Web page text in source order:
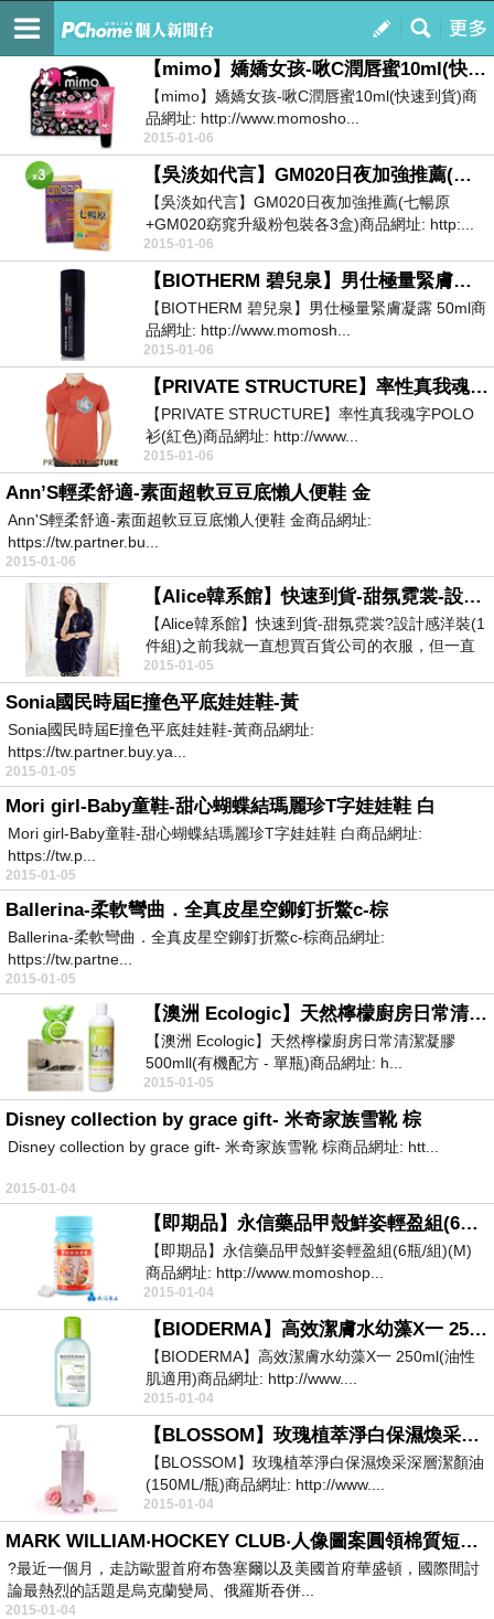
我的
訂閱
mickai243928
【mimo】嬌嬌女孩-啾C潤唇蜜10ml(快速到貨)
【mimo】嬌嬌女孩-啾C潤唇蜜10ml(快速到貨)商
品網址: http://www.momosho...
2015-01-06
【吳淡如代言】GM020日夜加強推薦(七暢原+GM020窈窕升級粉包裝各3盒)
【吳淡如代言】GM020日夜加強推薦(七暢原
+GM020窈窕升級粉包裝各3盒)商品網址: http:...
2015-01-06
【BIOTHERM 碧兒泉】男仕極量緊膚凝露 50ml
【BIOTHERM 碧兒泉】男仕極量緊膚凝露 50ml商
品網址: http://www.momosh...
2015-01-06
【PRIVATE STRUCTURE】率性真我魂字POLO衫(紅色)
【PRIVATE STRUCTURE】率性真我魂字POLO
衫(紅色)商品網址: http://www...
2015-01-06
Ann’S輕柔舒適-素面超軟豆豆底懶人便鞋 金
Ann'S輕柔舒適-素面超軟豆豆底懶人便鞋 金商品網址:
https://tw.partner.bu...
2015-01-06
【Alice韓系館】快速到貨-甜氛霓裳-設計感洋裝(1件組)
【Alice韓系館】快速到貨-甜氛霓裳?設計感洋裝(1
件組)之前我就一直想買百貨公司的衣服，但一直
找...
2015-01-05
Sonia國民時屆E撞色平底娃娃鞋-黃
Sonia國民時屆E撞色平底娃娃鞋-黃商品網址:
https://tw.partner.buy.ya...
2015-01-05
Mori girl-Baby童鞋-甜心蝴蝶結瑪麗珍T字娃娃鞋 白
Mori girl-Baby童鞋-甜心蝴蝶結瑪麗珍T字娃娃鞋 白商品網址:
https://tw.p...
2015-01-05
Ballerina-柔軟彎曲．全真皮星空鉚釘折鱉c-棕
Ballerina-柔軟彎曲．全真皮星空鉚釘折鱉c-棕商品網址:
https://tw.partne...
2015-01-05
【澳洲 Ecologic】天然檸檬廚房日常清潔凝膠 500mll(有機配方 - 單瓶)
【澳洲 Ecologic】天然檸檬廚房日常清潔凝膠
500mll(有機配方 - 單瓶)商品網址: h...
2015-01-05
Disney collection by grace gift- 米奇家族雪靴 棕
Disney collection by grace gift- 米奇家族雪靴 棕商品網址: htt...
2015-01-04
【即期品】永信藥品甲殼鮮姿輕盈組(6瓶-組)(M)
【即期品】永信藥品甲殼鮮姿輕盈組(6瓶/組)(M)
商品網址: http://www.momoshop...
2015-01-04
【BIODERMA】高效潔膚水幼藻X一 250ml(油性肌適用)
【BIODERMA】高效潔膚水幼藻X一 250ml(油性
肌適用)商品網址: http://www....
2015-01-04
【BLOSSOM】玫瑰植萃淨白保濕煥采深層潔顏油(150ML-瓶)
【BLOSSOM】玫瑰植萃淨白保濕煥采深層潔顏油
(150ML/瓶)商品網址: http://www....
2015-01-04
MARK WILLIAM‧HOCKEY CLUB‧人像圖案圓領棉質短T‧綠色
?最近一個月，走訪歐盟首府布魯塞爾以及美國首府華盛頓，國際間討
論最熱烈的話題是烏克蘭變局、俄羅斯吞併...
2015-01-04